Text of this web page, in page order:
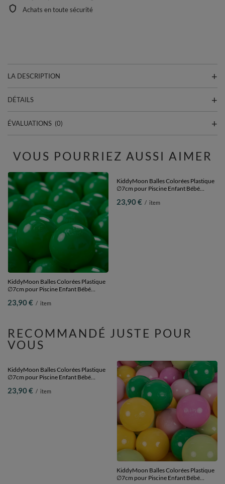
Achats en toute sécurité
LA DESCRIPTION
DÉTAILS
ÉVALUATIONS (0)
VOUS POURRIEZ AUSSI AIMER
KiddyMoon Balles Colorées Plastique
∅7cm pour Piscine Enfant Bébé
23,90 € / item
RECOMMANDÉ JUSTE POUR
VOUS
KiddyMoon Balles Colorées Plastique
∅7cm pour Piscine Enfant Bébé